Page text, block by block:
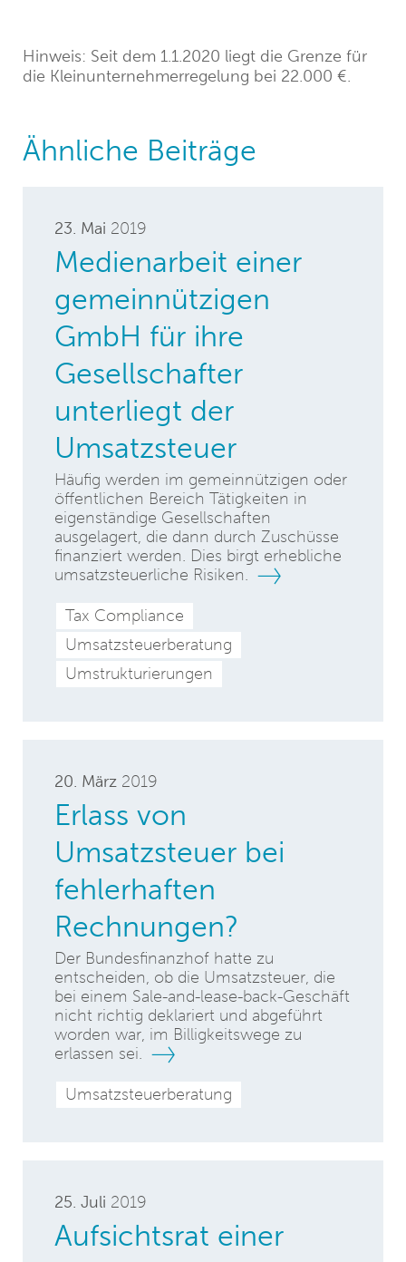
Hinweis: Seit dem 1.1.2020 liegt die Grenze für
die Kleinunternehmerregelung bei 22.000 €.
Ähnliche Beiträge
23. Mai 2019
Medienarbeit einer
gemeinnützigen
GmbH für ihre
Gesellschafter
unterliegt der
Umsatzsteuer
Häufig werden im gemeinnützigen oder
öffentlichen Bereich Tätigkeiten in
eigenständige Gesellschaften
ausgelagert, die dann durch Zuschüsse
finanziert werden. Dies birgt erhebliche
umsatzsteuerliche Risiken.
Tax Compliance
Umsatzsteuerberatung
Umstrukturierungen
20. März 2019
Erlass von
Umsatzsteuer bei
fehlerhaften
Rechnungen?
Der Bundesfinanzhof hatte zu
entscheiden, ob die Umsatzsteuer, die
bei einem Sale-and-lease-back-Geschäft
nicht richtig deklariert und abgeführt
worden war, im Billigkeitswege zu
erlassen sei.
Umsatzsteuerberatung
25. Juli 2019
Aufsichtsrat einer